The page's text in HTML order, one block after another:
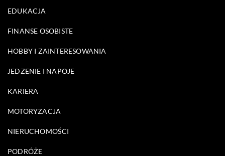
EDUKACJA
FINANSE OSOBISTE
HOBBY I ZAINTERESOWANIA
JEDZENIE I NAPOJE
KARIERA
MOTORYZACJA
NIERUCHOMOŚCI
PODRÓŻE